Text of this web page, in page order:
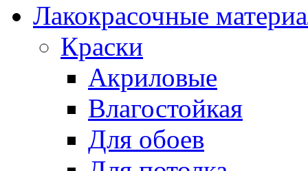
Лакокрасочные
Краски
Акриловые
Влагостойкая
Для обоев